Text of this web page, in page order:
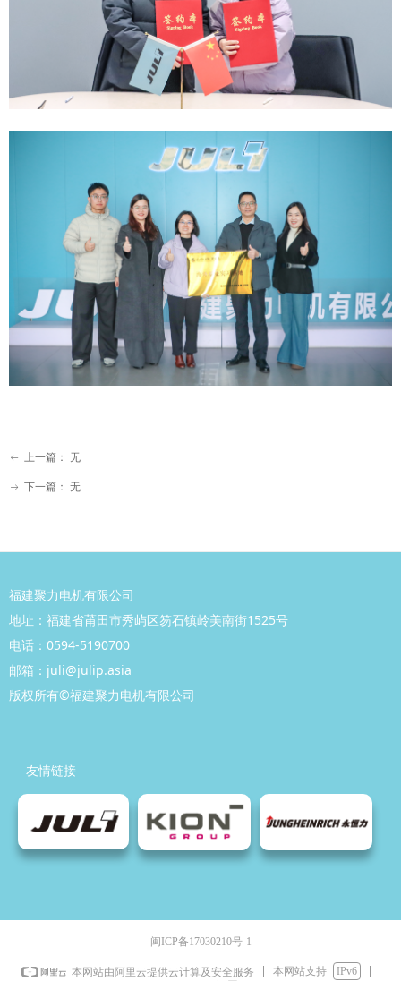
ꂃ 上一篇： 无
ꁹ 下一篇： 无
福建聚力电机有限公司
地址：福建省莆田市秀屿区笏石镇岭美南街1525号
电话：0594-5190700
邮箱：juli@julip.asia
版权所有©福建聚力电机有限公司
友情链接
闽ICP备17030210号-1
本网站由阿里云提供云计算及安全服务 本网站支持
IPv6